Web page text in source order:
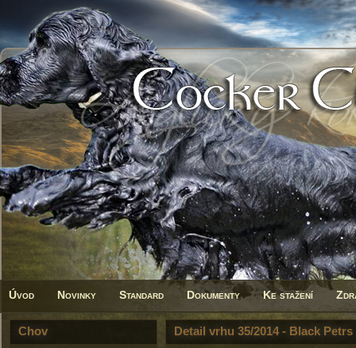
Úvod Novinky Standard Dokumenty Ke stažení
Chov Detail vrhu 35/2014 - Black Petrs